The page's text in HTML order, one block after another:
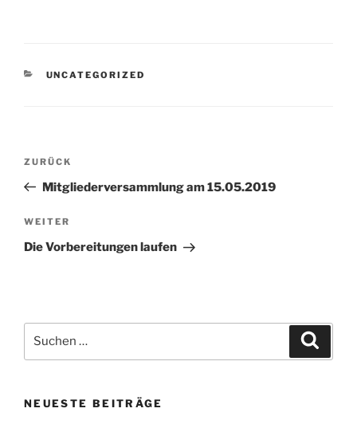
KATEGORIEN
UNCATEGORIZED
Beitragsnavigation
Vorheriger
Beitrag
ZURÜCK
Mitgliederversammlung am 15.05.2019
Nächster
Beitrag
WEITER
Die Vorbereitungen laufen
nach:
NEUESTE BEITRÄGE